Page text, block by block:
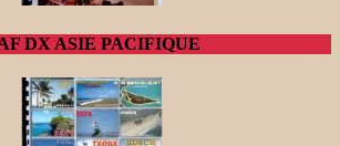
DX ASIE PACIFIQUE